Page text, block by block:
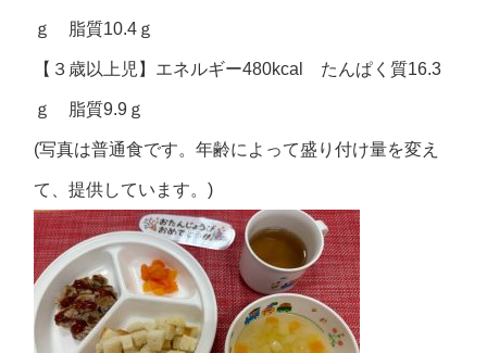
ｇ 脂質10.4ｇ
【３歳以上児】エネルギー480kcal たんぱく質16.3
ｇ 脂質9.9ｇ
(写真は普通食です。年齢によって盛り付け量を変え
て、提供しています。)